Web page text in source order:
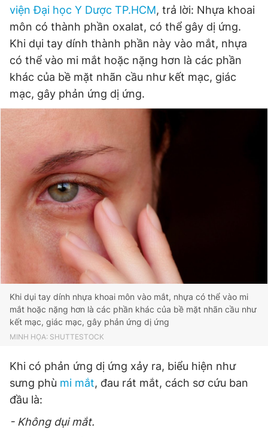
Đọc Thanh Niên trên điện thoại
Theo dõi báo trên
Hotline
0906 645 777
Liên hệ quảng cáo
Đặt báo Quảng cáo RSS Tòa soạn
Tổng biên tập: Nguyễn Ngọc Toàn
Phó tổng biên tập thường trực: Hải Thành
Phó tổng biên tập: Lâm Hiếu Dũng
Phó tổng biên tập: Trần Việt Hưng
Tổng thư ký tòa soạn: Đức Trung
Giấy phép xuất bản số 110/GP - BTTTT cấp ngày 24.3.2020
© 2003-2026 Bản quyền thuộc về Báo Thanh Niên. Cấm sao
chép dưới mọi hình thức nếu không có sự chấp thuận bằng văn
viện Đại học Y Dược TP.HCM, trả lời: Nhựa khoai
môn có thành phần oxalat, có thể gây dị ứng.
Khi dụi tay dính thành phần này vào mắt, nhựa
có thể vào mi mắt hoặc nặng hơn là các phần
khác của bề mặt nhãn cầu như kết mạc, giác
mạc, gây phản ứng dị ứng.
Khi dụi tay dính nhựa khoai môn vào mắt, nhựa có thể vào mi
mắt hoặc nặng hơn là các phần khác của bề mặt nhãn cầu như
kết mạc, giác mạc, gây phản ứng dị ứng
MINH HỌA: SHUTTESTOCK
Khi có phản ứng dị ứng xảy ra, biểu hiện như
sưng phù mi mắt, đau rát mắt, cách sơ cứu ban
đầu là:
- Không dụi mắt.